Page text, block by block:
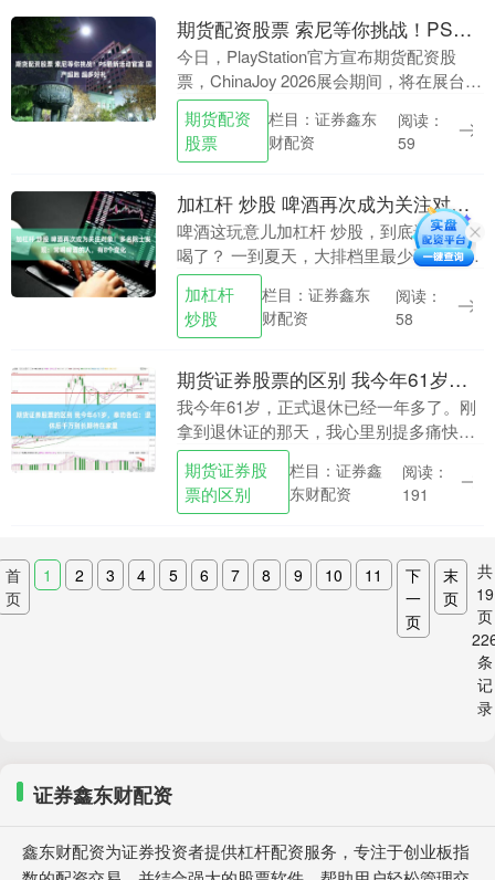
期货配资股票 索尼等你挑战！PS最新活动官宣 国产超跑 超多好礼
今日，PlayStation官方宣布期货配资股
票，ChinaJoy 2026展会期间，将在展台推
出《GT7》特别线下竞速活动 —— 仰望
U9纪录追逐赛。 本次活....
期货配资
股票
栏目：证券鑫东
财配资
阅读：
59
加杠杆 炒股 啤酒再次成为关注对象！多名院士发现：常喝啤酒的人，有8个变化
啤酒这玩意儿加杠杆 炒股，到底还能不能
喝了？ 一到夏天，大排档里最少不了的就
是它，冰镇、冒泡、一口下去透心凉。可
这两年，隔三差五就听说谁谁喝啤酒喝出
了毛病。尿酸....
加杠杆
炒股
栏目：证券鑫东
财配资
阅读：
58
期货证券股票的区别 我今年61岁，奉劝各位：退休后千万别长期待在家里
我今年61岁，正式退休已经一年多了。刚
拿到退休证的那天，我心里别提多痛快
了。琢磨着大半辈子都在为工作奔波，为
家庭操劳，这下终于可以卸下重担，好好
在家享享清福了。....
期货证券股
票的区别
栏目：证券鑫
东财配资
阅读：
191
首
页
1 2 3 4 5 6 7 8 9 10 11
下
一
页
末
页
共
19
页
条
记
录
证券鑫东财配资
鑫东财配资为证券投资者提供杠杆配资服务，专注于创业板指